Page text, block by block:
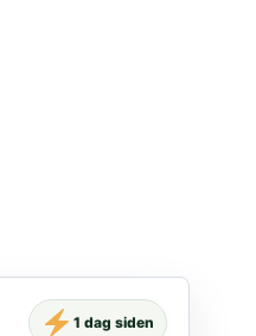
1 dag siden